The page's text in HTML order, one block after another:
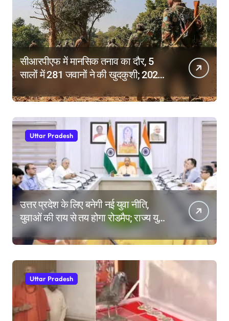
सीआरपीएफ में मानसिक तनाव का दौर, 5
सालों में 281 जवानों ने की खुदकुशी; 2025
Uttar Pradesh
उत्तर प्रदेश के लिए बनेगी नई युवा नीति,
युवाओं की राय से तय होगा रोडमैप; राज्य युवा
आयोग के गठन पर भी मंथन
Uttar Pradesh